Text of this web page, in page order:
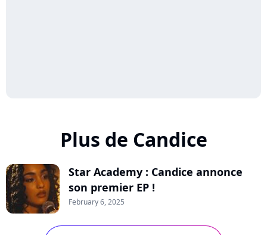
Plus de Candice
Star Academy : Candice annonce
son premier EP !
February 6, 2025